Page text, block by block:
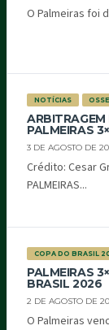
O Palmeiras foi
NOTÍCIAS
ARBITRAGEM
PALMEIRAS
3 DE AGOSTO DE
Crédito: Cesar
PALMEIRAS...
COPA DO BRASIL
PALMEIRAS
BRASIL 2026
2 DE AGOSTO DE
O Palmeiras